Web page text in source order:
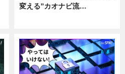
変える”カオナビ流…